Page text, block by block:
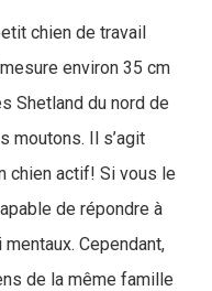
chien de travail
environ 35 cm
Shetland du nord de
moutons. Il s’agit
chien actif! Si vous le
de répondre à
Cependant,
de la même famille